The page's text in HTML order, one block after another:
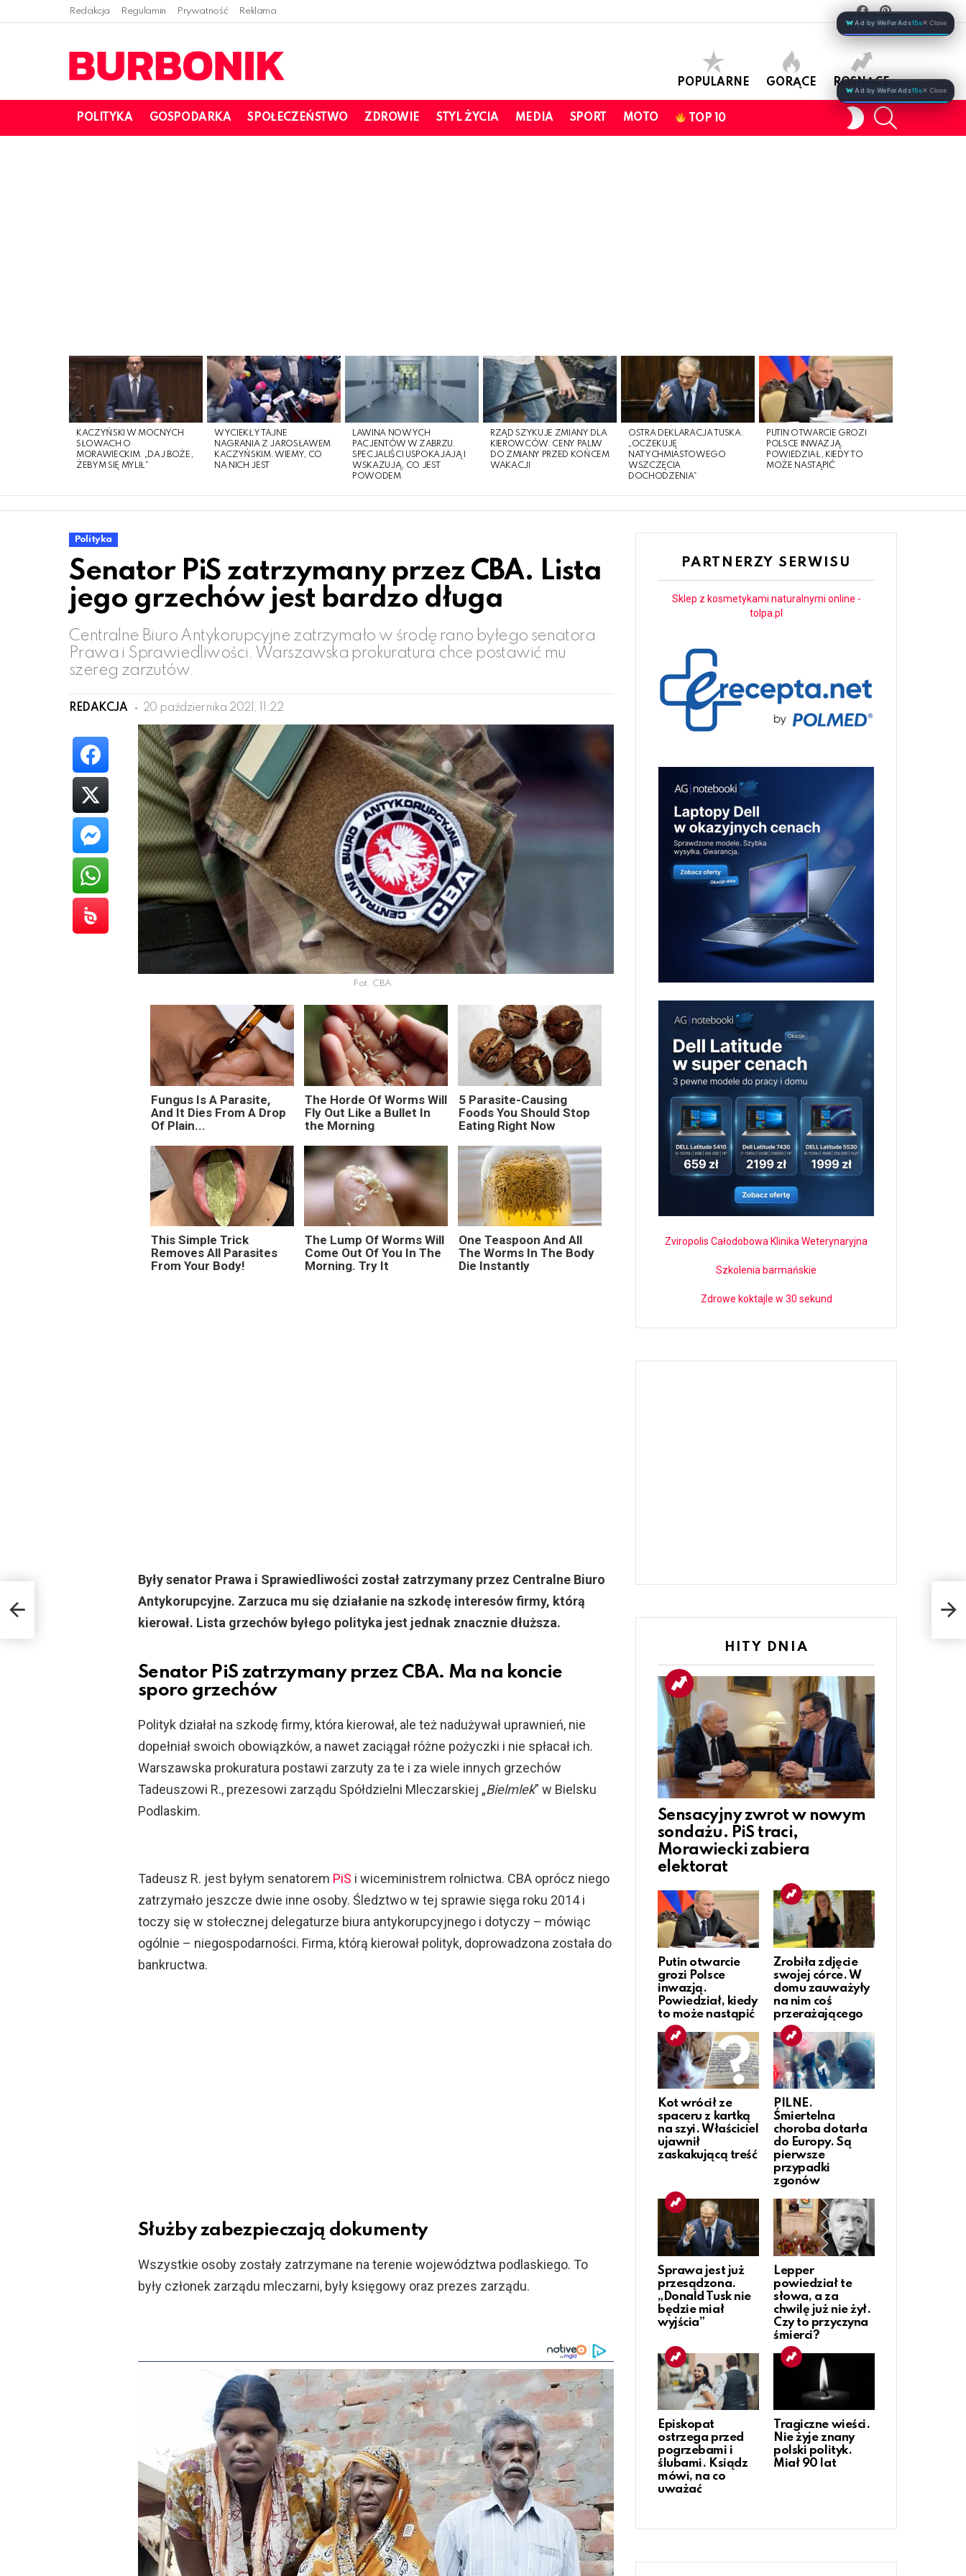
Redakcja Regulamin Prywatność Reklama
facebook
POPULARNE GORĄCE ROSNĄCE
POLITYKA GOSPODARKA SPOŁECZEŃSTWO ZDROWIE STYL ŻYCIA MEDIA SPORT MOTO TOP 10
SWITCH
SKIN
LATEST
KACZYŃSKI W MOCNYCH
SŁOWACH O
MORAWIECKIM. „DAJ BOŻE,
ŻEBYM SIĘ MYLIŁ”
WYCIEKŁY TAJNE
NAGRANIA Z JAROSŁAWEM
KACZYŃSKIM. WIEMY, CO
NA NICH JEST
LAWINA NOWYCH
PACJENTÓW W ZABRZU.
SPECJALIŚCI USPOKAJAJĄ I
WSKAZUJĄ, CO JEST
POWODEM
RZĄD SZYKUJE ZMIANY DLA
KIEROWCÓW. CENY PALIW
DO ZMIANY PRZED KOŃCEM
WAKACJI
OSTRA DEKLARACJA TUSKA.
„OCZEKUJĘ
NATYCHMIASTOWEGO
WSZCZĘCIA
DOCHODZENIA”
PUTIN OTWARCIE GROZI
POLSCE INWAZJĄ.
POWIEDZIAŁ, KIEDY TO
MOŻE NASTĄPIĆ
Polityka
Senator PiS zatrzymany przez CBA. Lista
jego grzechów jest bardzo długa
Centralne Biuro Antykorupcyjne zatrzymało w środę rano byłego senatora
Prawa i Sprawiedliwości. Warszawska prokuratura chce postawić mu
szereg zarzutów.
REDAKCJA 20 października 2021, 11:22
Fot. CBA
Fungus Is A Parasite,
And It Dies From A Drop
Of Plain...
The Horde Of Worms Will
Fly Out Like a Bullet In
the Morning
5 Parasite-Causing
Foods You Should Stop
Eating Right Now
This Simple Trick
Removes All Parasites
From Your Body!
The Lump Of Worms Will
Come Out Of You In The
Morning. Try It
One Teaspoon And All
The Worms In The Body
Die Instantly
Były senator Prawa i Sprawiedliwości został zatrzymany przez Centralne Biuro
Antykorupcyjne. Zarzuca mu się działanie na szkodę interesów firmy, którą
kierował. Lista grzechów byłego polityka jest jednak znacznie dłuższa.
Senator PiS zatrzymany przez CBA. Ma na koncie
sporo grzechów
Polityk działał na szkodę firmy, która kierował, ale też nadużywał uprawnień, nie
dopełniał swoich obowiązków, a nawet zaciągał różne pożyczki i nie spłacał ich.
Warszawska prokuratura postawi zarzuty za te i za wiele innych grzechów
Tadeuszowi R., prezesowi zarządu Spółdzielni Mleczarskiej „Bielmlek” w Bielsku
Podlaskim.
Tadeusz R. jest byłym senatorem PiS i wiceministrem rolnictwa. CBA oprócz niego
zatrzymało jeszcze dwie inne osoby. Śledztwo w tej sprawie sięga roku 2014 i
toczy się w stołecznej delegaturze biura antykorupcyjnego i dotyczy – mówiąc
ogólnie – niegospodarności. Firma, którą kierował polityk, doprowadzona została do
bankructwa.
Służby zabezpieczają dokumenty
Wszystkie osoby zostały zatrzymane na terenie województwa podlaskiego. To
były członek zarządu mleczarni, były księgowy oraz prezes zarządu.
z
na
PARTNERZY SERWISU
Sklep z kosmetykami naturalnymi online -
tolpa.pl
Zviropolis Całodobowa Klinika Weterynaryjna
Szkolenia barmańskie
Zdrowe koktajle w 30 sekund
HITY DNIA
Sensacyjny zwrot w nowym
sondażu. PiS traci,
Morawiecki zabiera
elektorat
Putin otwarcie
grozi Polsce
inwazją.
Powiedział, kiedy
to może nastąpić
Zrobiła zdjęcie
swojej córce. W
domu zauważyły
na nim coś
przerażającego
Kot wrócił ze
spaceru z kartką
na szyi. Właściciel
ujawnił
zaskakującą treść
PILNE.
Śmiertelna
choroba dotarła
do Europy. Są
pierwsze
przypadki
zgonów
Sprawa jest już
przesądzona.
„Donald Tusk nie
będzie miał
wyjścia”
Lepper
powiedział te
słowa, a za
chwilę już nie żył.
Czy to przyczyna
śmierci?
Episkopat
ostrzega przed
pogrzebami i
ślubami. Ksiądz
mówi, na co
uważać
Tragiczne wieści.
Nie żyje znany
polski polityk.
Miał 90 lat
Ad by WeForAds15s✕ Close
Ad by WeForAds15s✕ Close